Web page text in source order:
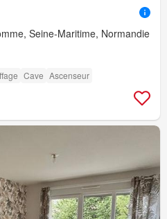
Seine-Maritime, Normandie
Cave Ascenseur